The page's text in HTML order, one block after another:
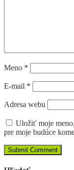
Meno *
E-mail *
Adresa webu
Uložiť moje
pre moje budúce